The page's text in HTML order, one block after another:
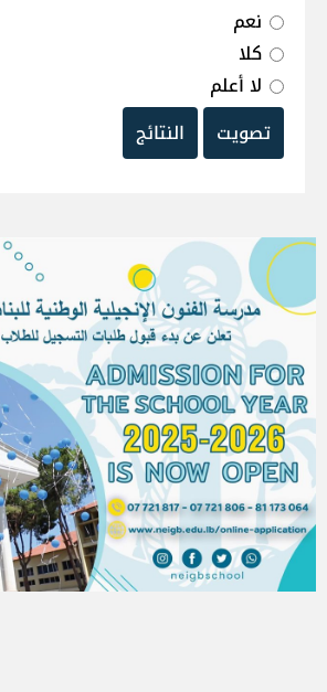
نعم
كلا
لا أعلم
تصويت
النتائج